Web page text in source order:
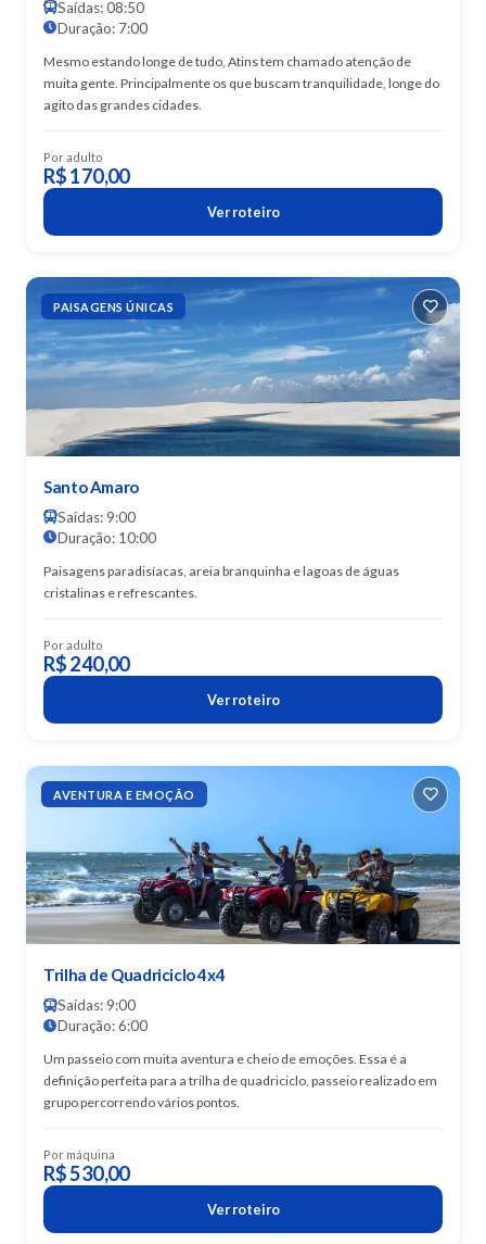
Saídas: 08:50
Duração: 7:00
Mesmo estando longe de tudo, Atins tem chamado atenção de
muita gente. Principalmente os que buscam tranquilidade, longe do
agito das grandes cidades.
Por adulto
R$ 170,00
Ver roteiro
PAISAGENS ÚNICAS
Santo Amaro
Saídas: 9:00
Duração: 10:00
Paisagens paradisíacas, areia branquinha e lagoas de águas
cristalinas e refrescantes.
Por adulto
R$ 240,00
Ver roteiro
AVENTURA E EMOÇÃO
Trilha de Quadriciclo 4x4
Saídas: 9:00
Duração: 6:00
Um passeio com muita aventura e cheio de emoções. Essa é a
definição perfeita para a trilha de quadriciclo, passeio realizado em
grupo percorrendo vários pontos.
Por máquina
R$ 530,00
Ver roteiro